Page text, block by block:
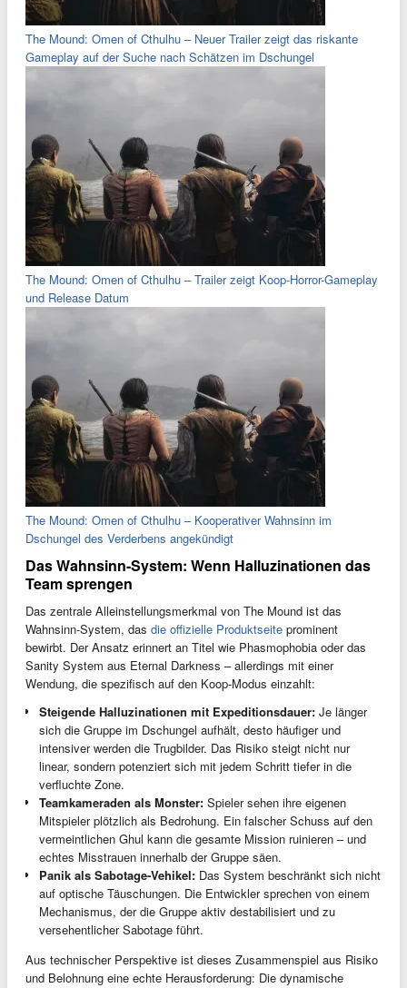
The Mound: Omen of Cthulhu – Neuer Trailer zeigt das riskante
Gameplay auf der Suche nach Schätzen im Dschungel
The Mound: Omen of Cthulhu – Trailer zeigt Koop-Horror-Gameplay
und Release Datum
The Mound: Omen of Cthulhu – Kooperativer Wahnsinn im
Dschungel des Verderbens angekündigt
Das Wahnsinn-System: Wenn Halluzinationen das
Team sprengen
Das zentrale Alleinstellungsmerkmal von The Mound ist das
Wahnsinn-System, das die offizielle Produktseite prominent
bewirbt. Der Ansatz erinnert an Titel wie Phasmophobia oder das
Sanity System aus Eternal Darkness – allerdings mit einer
Wendung, die spezifisch auf den Koop-Modus einzahlt:
Steigende Halluzinationen mit Expeditionsdauer: Je länger
sich die Gruppe im Dschungel aufhält, desto häufiger und
intensiver werden die Trugbilder. Das Risiko steigt nicht nur
linear, sondern potenziert sich mit jedem Schritt tiefer in die
verfluchte Zone.
Teamkameraden als Monster: Spieler sehen ihre eigenen
Mitspieler plötzlich als Bedrohung. Ein falscher Schuss auf den
vermeintlichen Ghul kann die gesamte Mission ruinieren – und
echtes Misstrauen innerhalb der Gruppe säen.
Panik als Sabotage-Vehikel: Das System beschränkt sich nicht
auf optische Täuschungen. Die Entwickler sprechen von einem
Mechanismus, der die Gruppe aktiv destabilisiert und zu
versehentlicher Sabotage führt.
Aus technischer Perspektive ist dieses Zusammenspiel aus Risiko
und Belohnung eine echte Herausforderung: Die dynamische